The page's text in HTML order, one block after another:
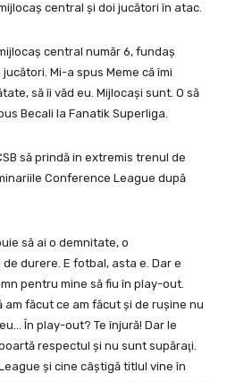
central şi doi jucători în atac.
central număr 6, fundaş
Mi-a spus Meme că îmi
să îi văd eu. Mijlocaşi sunt. O să
Becali la Fanatik Superliga.
să prindă in extremis trenul de
Conference League după
să ai o demnitate, o
durere. E fotbal, asta e. Dar e
pentru mine să fiu în play-out.
am făcut ce am făcut şi de ruşine nu
În play-out? Te înjură! Dar le
respectul şi nu sunt supăraţi.
şi cine câştigă titlul vine în